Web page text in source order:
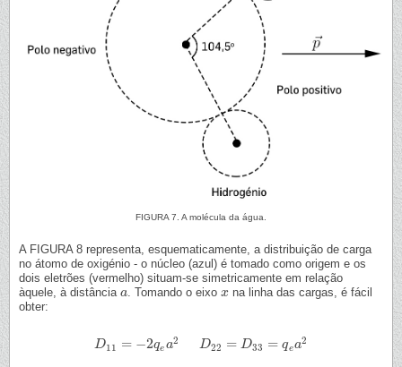
FIGURA 7. A molécula da água.
A FIGURA 8 representa, esquematicamente, a distribuição de carga
no átomo de oxigénio - o núcleo (azul) é tomado como origem e os
dois eletrões (vermelho) situam-se simetricamente em relação
àquele, à distância a
a. Tomando o eixox
x na linha das cargas, é fácil
obter:
D11 = −2qe a2 D22 = D33 = qea2
D11= −2 qea2D22 33=q ea2